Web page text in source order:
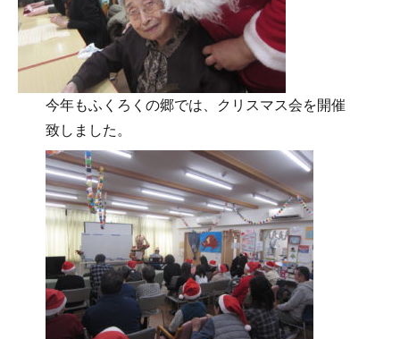
今年もふくろくの郷では、クリスマス会を開催
致しました。